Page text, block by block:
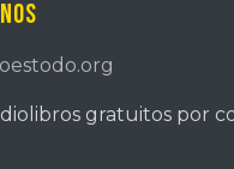
gratuitos por